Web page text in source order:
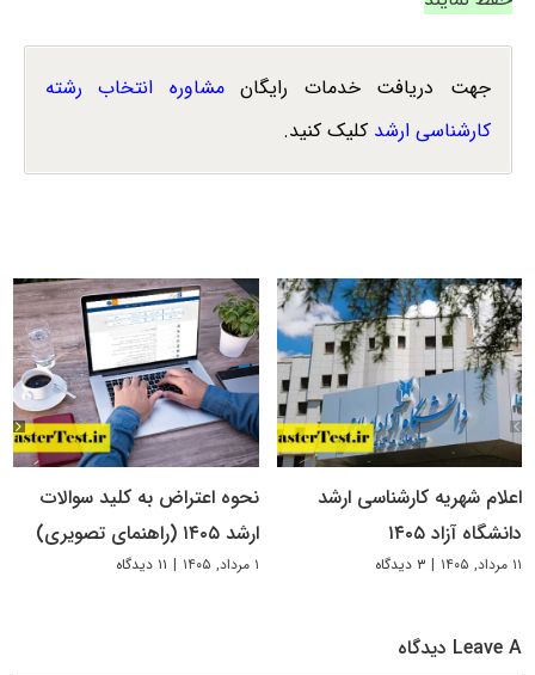
جهت دریافت خدمات رایگانمشاوره انتخاب رشته
کارشناسی ارشد کلیک کنید.
اعلام شهریه کارشناسی ارشد
دانشگاه آزاد ۱۴۰۵
۱۱ مرداد, ۱۴۰۵ | ۳ دیدگاه
نحوه اعتراض به کلید سوالات
ارشد ۱۴۰۵ (راهنمای تصویری)
۱ مرداد, ۱۴۰۵ | ۱۱ دیدگاه
Leave A دیدگاه